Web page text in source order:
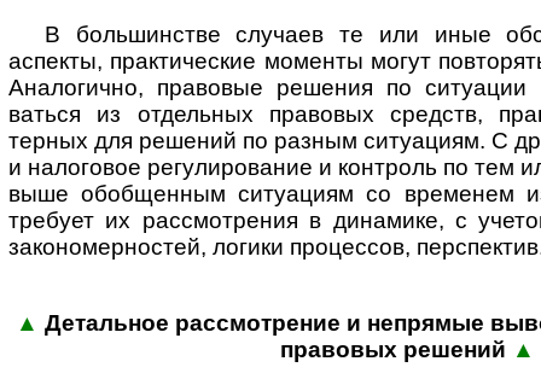
В большинстве случаев те или иные
аспекты, практи­ческие моменты могут
Анало­гично, правовые решения по
ваться из отдель­ных правовых средств,
терных для решений по разным ситуациям. С
и нало­говое регули­рование и конт­роль по тем
выше обоб­щен­ным ситу­ациям со временем
требует их рассмот­рения в дина­мике, с
законо­мер­ностей, логики процессов,
▲ Детальное рассмотрение и непрямые
пра­во­вых ре­шений ▲